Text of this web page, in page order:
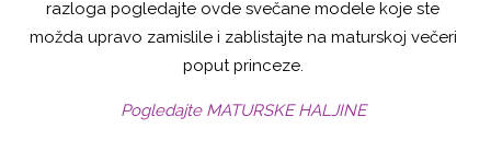
razloga pogledajte ovde svečane modele koje ste
možda upravo zamislile i zablistajte na maturskoj večeri
poput princeze.
Pogledajte MATURSKE HALJINE